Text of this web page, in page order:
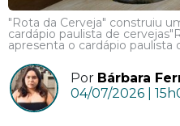
"Rota da Cerveja" construiu
cardápio paulista de
apresenta o cardápio paulista
Por Bárbara
04/07/2026 |